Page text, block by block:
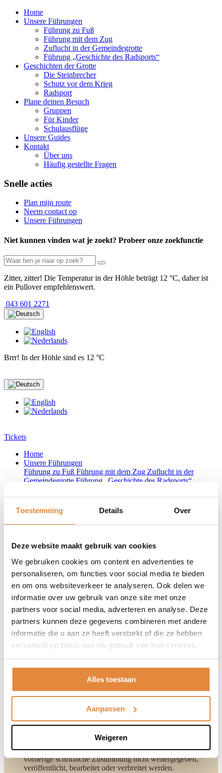
Toestemming Details Over
Deze website maakt gebruik van cookies
We gebruiken cookies om content en advertenties te
personaliseren, om functies voor social media te bieden
en om ons websiteverkeer te analyseren. Ook delen we
informatie over uw gebruik van onze site met onze
partners voor social media, adverteren en analyse. Deze
partners kunnen deze gegevens combineren met andere
informatie die u aan ze heeft verstrekt of die ze hebben
verzameld op basis van uw gebruik van hun services.
Alles toestaan
Aanpassen
Weigeren
Home
Unsere Führungen
Führung zu Fuß
Führung mit dem Zug
Zuflucht in der Gemeindegrotte
Führung „Geschichte des Radsports“
Geschichten der Grotte
Die Steinbrecher
Schutz vor dem Krieg
Radsport
Plane deinen Besuch
Gruppen
Für Kinder
Schulausflüge
Unsere Guides
Kontakt
Über uns
Häufig gestellte Fragen
Snelle acties
Plan mijn route
Neem contact op
Unsere Führungen
Niet kunnen vinden wat je zoekt? Probeer onze zoekfunctie
Zitter, zitter! Die Temperatur in der Höhle beträgt 12 °C, daher ist
ein Pullover empfehlenswert.
043 601 2271
Brrr! In der Höhle sind es 12 °C
Tickets
Home
Unsere Führungen
Führung zu Fuß Führung mit dem Zug Zuflucht in der
Gemeindegrotte Führung „Geschichte des Radsports“
Die SteinbrecherSchutz vor dem KriegRadsport
Plane deinen Besuch
Für Kinder
Unsere Guides
Über unsHäufig gestellte Fragen
Home
Haftungsausschluss
Haftungsausschluss
Haftungsausschluss
Wir legen größten Wert auf die Zuverlässigkeit und Aktualität der
Beachte daher immer Folgendes:
Wir übernehmen keine Haftung für eventuelle Schäden, die
sich aus den Inhalten und der Nutzung unserer Website
Wir übernehmen keine Garantie für einen fehlerfreien Betrieb
unserer Online-Dienste.
Die Informationen auf unserer Website dürfen ohne unsere
vorherige schriftliche Zustimmung nicht weitergegeben,
veröffentlicht, bearbeitet oder verbreitet werden.